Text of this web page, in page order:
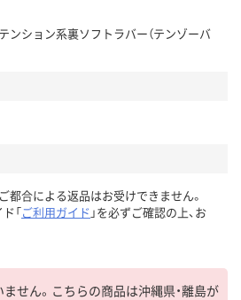
ンション系裏ソフトラバー（テンゾーバ
都合による返品はお受けできません。
「ご利用ガイド 」を必ずご確認の上、お
せん。こちらの商品は沖縄県・離島が